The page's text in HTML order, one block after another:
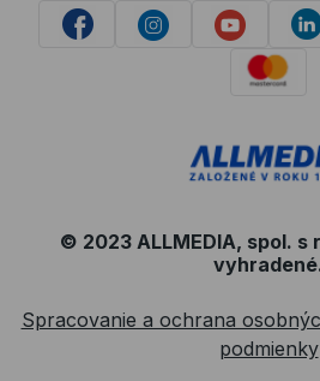
© 2023 ALLMEDIA, spol. s
Spracovanie a ochrana
podmienky